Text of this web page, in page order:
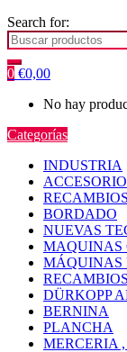
Search for:
0 €0,00
No hay
Categorías
INDUSTRIA
BORDADO
NUEVAS
MAQUINAS
MÁQUINAS
DÜRKOPP
BERNINA
PLANCHA
MERCERIA